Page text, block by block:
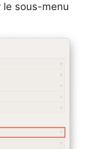
le sous-menu